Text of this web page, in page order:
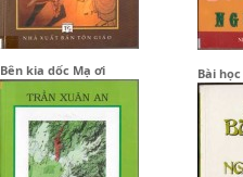
Bên kia dốc Mạ ơi Bài